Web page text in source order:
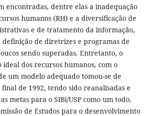
encontradas, dentre elas a inadequação
humanos (RH) e a diversificação de
e de tratamento da informação,
de diretrizes e programas de
sendo superadas. Entretanto, o
dos recursos humanos, com o
um modelo adequado tomou-se de
de 1992, tendo sido reanalisadas e
metas para o SIBi/USP como um todo,
de Estudos para o desenvolvimento